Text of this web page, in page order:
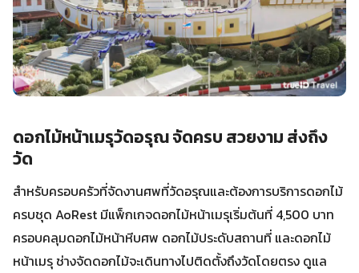
ดอกไม้หน้าเมรุวัดอรุณ จัดครบ สวยงาม ส่งถึง
วัด
สำหรับครอบครัวที่จัดงานศพที่วัดอรุณและต้องการบริการดอกไม้
ครบชุด AoRest มีแพ็กเกจดอกไม้หน้าเมรุเริ่มต้นที่ 4,500 บาท
ครอบคลุมดอกไม้หน้าหีบศพ ดอกไม้ประดับสถานที่ และดอกไม้
หน้าเมรุ ช่างจัดดอกไม้จะเดินทางไปติดตั้งถึงวัดโดยตรง ดูแล